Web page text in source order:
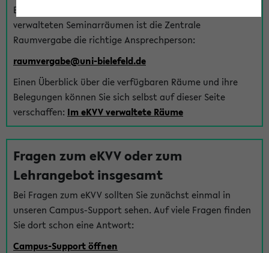
Bei Fragen zur Vergabe von Hörsälen und vom eKVV
verwalteten Seminarräumen ist die Zentrale
Raumvergabe die richtige Ansprechperson:
raumvergabe@uni-bielefeld.de
Einen Überblick über die verfügbaren Räume und ihre
Belegungen können Sie sich selbst auf dieser Seite
verschaffen: Im eKVV verwaltete Räume
Fragen zum eKVV oder zum
Lehrangebot insgesamt
Bei Fragen zum eKVV sollten Sie zunächst einmal in
unseren Campus-Support sehen. Auf viele Fragen finden
Sie dort schon eine Antwort:
Campus-Support öffnen